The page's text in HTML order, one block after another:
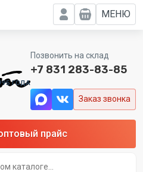
МЕНЮ
ГОДА
Позвонить на склад
+7 831 283-83-85
Заказ звонка
прайс